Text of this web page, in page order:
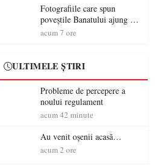
tabăra de vară
Fotografiile care spun
poveștile Banatului ajung la
Muzeul de Artă Satu Mare
acum 7 ore
ULTIMELE ȘTIRI
Probleme de percepere a
noului regulament
acum 42 minute
Au venit oșenii acasă…
acum 2 ore